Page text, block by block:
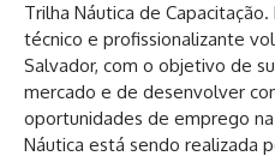
Trilha Náutica de
técnico e profissionalizante
Salvador, com o objetivo de
mercado e de desenvolver
oportunidades de emprego
Náutica está sendo realizada